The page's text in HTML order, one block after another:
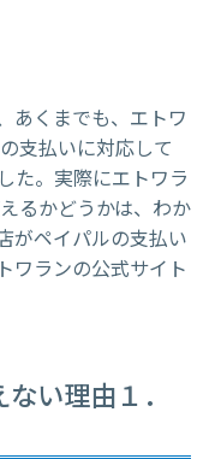
あくまでも、エトワ
支払いに対応して
た。実際にエトワラ
るかどうかは、わか
がペイパルの支払い
ワランの公式サイト
い理由１．